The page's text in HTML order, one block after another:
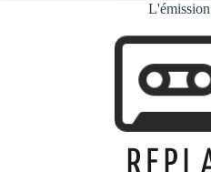
L'émission